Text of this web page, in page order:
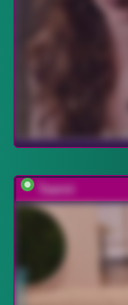
Taanni